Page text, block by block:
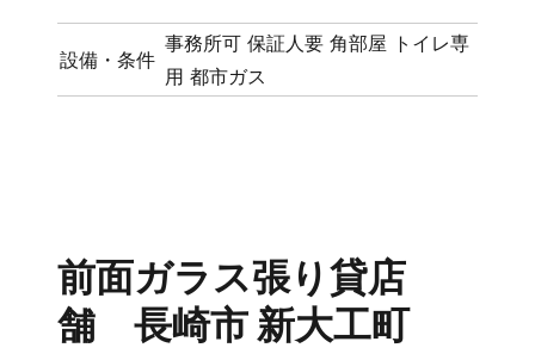
設備・条件
事務所可 保証人要 角部屋 トイレ専
用 都市ガス
前面ガラス張り貸店
舗 長崎市 新大工町